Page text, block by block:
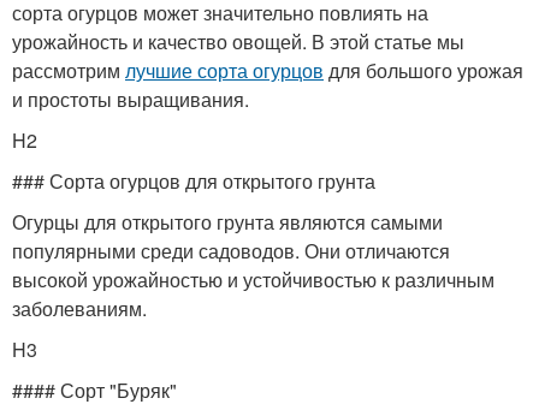
сорта огурцов может значительно повлиять на
урожайность и качество овощей. В этой статье мы
рассмотрим лучшие сорта огурцов для большого урожая
и простоты выращивания.
H2
### Сорта огурцов для открытого грунта
Огурцы для открытого грунта являются самыми
популярными среди садоводов. Они отличаются
высокой урожайностью и устойчивостью к различным
заболеваниям.
H3
#### Сорт "Буряк"